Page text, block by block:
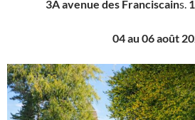
3A avenue des Franciscains.
04 au 06 août